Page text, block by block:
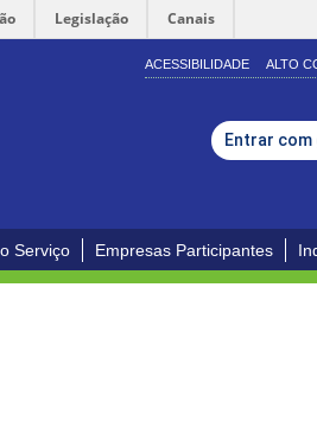
Legislação Canais
ACESSIBILIDADE ALTO
Entrar com
Serviço Empresas Participantes